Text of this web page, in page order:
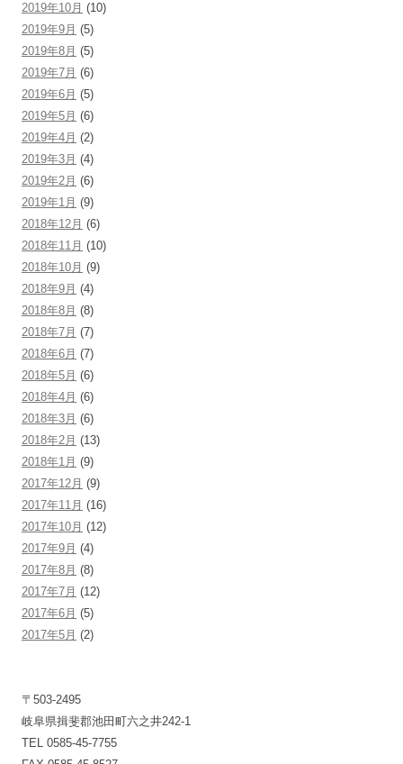
2019年10月 (10)
2019年9月 (5)
2019年8月 (5)
2019年7月 (6)
2019年6月 (5)
2019年5月 (6)
2019年4月 (2)
2019年3月 (4)
2019年2月 (6)
2019年1月 (9)
2018年12月 (6)
2018年11月 (10)
2018年10月 (9)
2018年9月 (4)
2018年8月 (8)
2018年7月 (7)
2018年6月 (7)
2018年5月 (6)
2018年4月 (6)
2018年3月 (6)
2018年2月 (13)
2018年1月 (9)
2017年12月 (9)
2017年11月 (16)
2017年10月 (12)
2017年9月 (4)
2017年8月 (8)
2017年7月 (12)
2017年6月 (5)
2017年5月 (2)
〒503-2495
岐阜県揖斐郡池田町六之井242-1
TEL 0585-45-7755